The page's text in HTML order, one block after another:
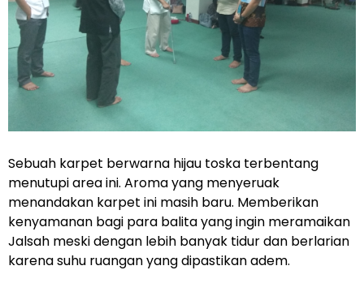
Sebuah karpet berwarna hijau toska terbentang
menutupi area ini. Aroma yang menyeruak
menandakan karpet ini masih baru. Memberikan
kenyamanan bagi para balita yang ingin meramaikan
Jalsah meski dengan lebih banyak tidur dan berlarian
karena suhu ruangan yang dipastikan adem.